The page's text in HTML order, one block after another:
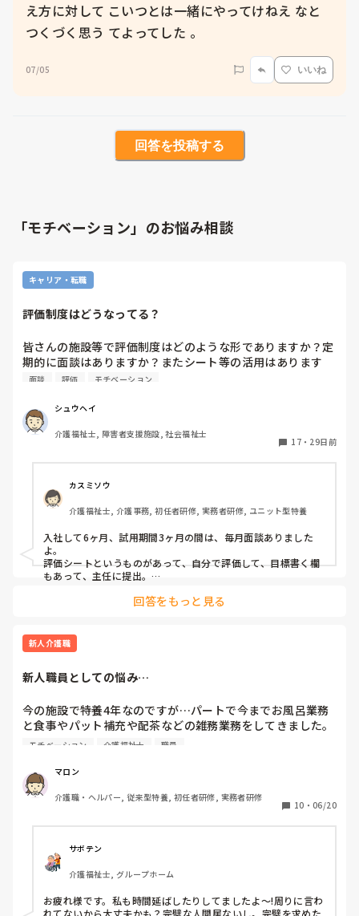
え方に対して こいつとは一緒にやってけねえ なと
07/05 いいね
回答を投稿する
「モチベーション」のお悩み相談
キャリア・転職
評価制度はどうなってる？
皆さんの施設等で評価制度はどのような形でありますか？定
期的に面談はありますか？またシート等の活用はあります
か？わかる範囲で教えてください。
面談 評価 モチベーション
シュウヘイ
介護福祉士, 障害者支援施設, 社会福祉士
17・ 29日前
カスミソウ
介護福祉士, 介護事務, 初任者研修, 実務者研修, ユニット型特養
入社して6ヶ月、試用期間3ヶ月の間は、毎月面談ありました
よ。
評価シートというものがあって、自分で評価して、目標書く欄
もあって、主任に提出。
試用期間終わってからは、毎月5項目書かれた問いに対して、
価は厳しいですね。
内容は、接遇（職員、家族様、利用者様に対しての接し方）、
供、尿路感染が塞げているか等ですね。
回答をもっと見る
新人介護職
新人職員としての悩み…
今の施設で特養4年なのですが…パートで今までお風呂業務
と食事やパット補充や配茶などの雑務業務をしてきました。
たり、不規則勤務を6月から始めたのですが…
早出業務は慣れたかも？遅出業務は、服薬とご飯とかで押し
どっちも自分の中でちゃんも出来てるのかも分かりません…
最近、遅出の独り立ちが1回のみ…
唯一の救いが名前と顔が一致してる事と排泄、移乗が出来る
モチベーション 介護福祉士 職員
マロン
介護職・ヘルパー, 従来型特養, 初任者研修, 実務者研修
10 ・ 06/20
サボテン
介護福祉士, グループホーム
お疲れ様です。私も時間延ばしたりしてましたよ～!周りに言わ